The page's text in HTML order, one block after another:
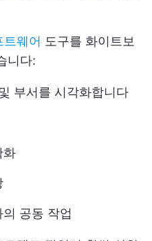
트웨어 도구를 화이트보
니다:
부서를 시각화합니다
화
공동 작업